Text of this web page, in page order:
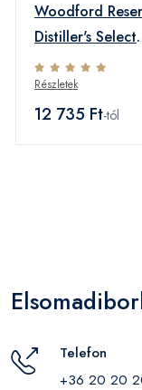
Woodford
Distiller's Select
Straight Bourbon
43,2% 0,7L
Részletek
12 735 Ft-tól
Telefon
+36 20 20